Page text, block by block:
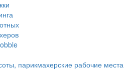
парикмахерские рабочие места